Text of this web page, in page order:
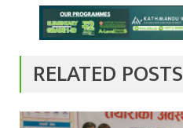
RELATED POSTS